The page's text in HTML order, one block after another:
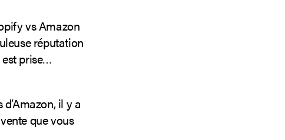
vs Amazon
réputation
est prise…
il y a
que vous